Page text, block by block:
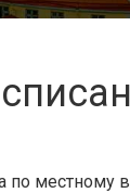
местному